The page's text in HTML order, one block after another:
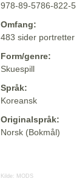
978-89-5786-822-5
Omfang:
483 sider portretter
Form/genre:
Skuespill
Språk:
Koreansk
Originalspråk:
Norsk (Bokmål)
Kilde: MODS